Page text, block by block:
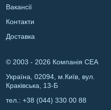
Вакансії
Контакти
Доставка
© 2003 - 2026 Компанія СЕА
Україна, 02094, м.Київ, вул.
Краківська, 13-Б
тел.: +38 (044) 330 00 88